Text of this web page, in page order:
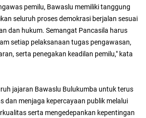
pemilu, Bawaslu memiliki tanggung
seluruh proses demokrasi berjalan sesuai
dan hukum. Semangat Pancasila harus
setiap pelaksanaan tugas pengawasan,
serta penegakan keadilan pemilu," kata
jajaran Bawaslu Bulukumba untuk terus
dan menjaga kepercayaan publik melalui
serta mengedepankan kepentingan